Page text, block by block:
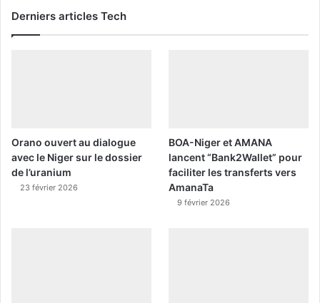
Derniers articles Tech
Orano ouvert au dialogue
avec le Niger sur le dossier
de l’uranium
23 février 2026
BOA-Niger et AMANA
lancent “Bank2Wallet” pour
faciliter les transferts vers
AmanaTa
9 février 2026